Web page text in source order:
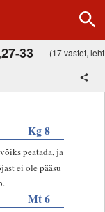
33 (17 vastet,
Kg 8
peatada, ja
ei ole pääsu
Mt 6